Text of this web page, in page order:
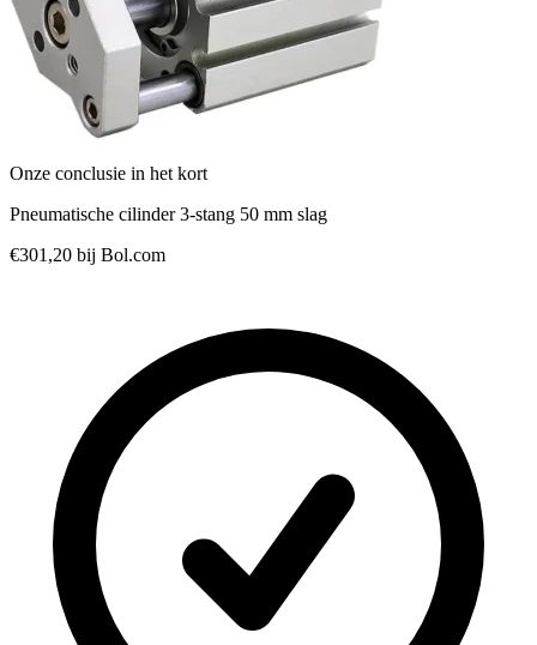
Onze conclusie in het kort
Pneumatische cilinder 3‑stang 50 mm slag
€301,20 bij Bol.com